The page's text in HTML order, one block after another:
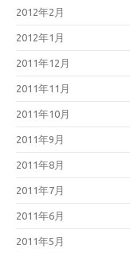
2012年2月
2012年1月
2011年12月
2011年11月
2011年10月
2011年9月
2011年8月
2011年7月
2011年6月
2011年5月